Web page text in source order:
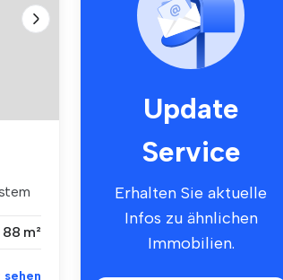
88 m²
sehen
Update
Service
Erhalten Sie aktuelle
Infos zu ähnlichen
Immobilien.